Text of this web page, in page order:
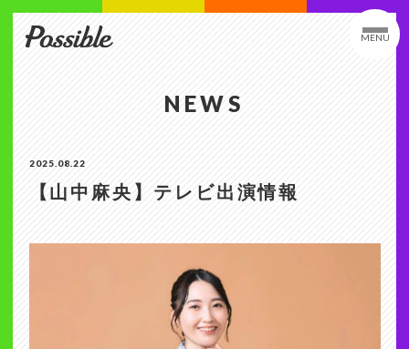
MENU
NEWS
2025.08.22
【山中麻央】テレビ出演情報